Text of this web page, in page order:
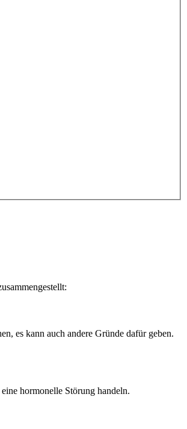
es kann auch andere Gründe dafür geben.
hormonelle Störung handeln.